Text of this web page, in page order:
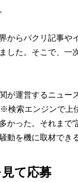
からパクリ記事
した。そこで、一
運営するニュー
検索エンジンで
かった。それまで
動を機に取材でき
て応募